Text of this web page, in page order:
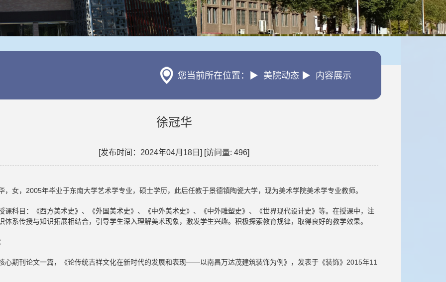
您当前所在位置：▶ 美院动态 ▶ 内容展示
徐冠华
[发布时间：2024年04月18日] [访问量:496]
，女，2005年毕业于东南大学艺术学专业，硕士学历，此后任教于景德镇陶瓷大学，现为美术学院美术学专业教师。
课科目：《西方美术史》、《外国美术史》、《中外美术史》、《中外雕塑史》、《世界现代设计史》等。在授课中，注
体系传授与知识拓展相结合，引导学生深入理解美术现象，激发学生兴趣。积极探索教育规律，取得良好的教学效果。
心期刊论文一篇，《论传统吉祥文化在新时代的发展和表现——以南昌万达茂建筑装饰为例》，发表于《装饰》2015年11